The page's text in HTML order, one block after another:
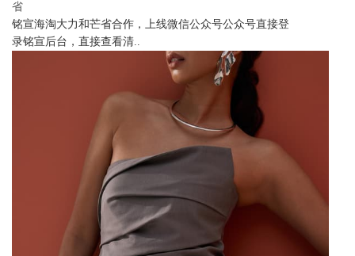
省
铭宣海淘大力和芒省合作，上线微信公众号公众号直接登
录铭宣后台，直接查看清..